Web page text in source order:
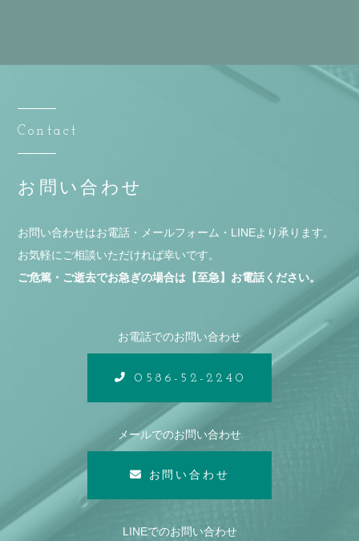
Contact
お問い合わせ
お問い合わせはお電話・メールフォーム・LINEより承ります。
お気軽にご相談いただければ幸いです。
ご危篤・ご逝去でお急ぎの場合は【至急】お電話ください。
お電話でのお問い合わせ
0586-52-2240
メールでのお問い合わせ
お問い合わせ
LINEでのお問い合わせ